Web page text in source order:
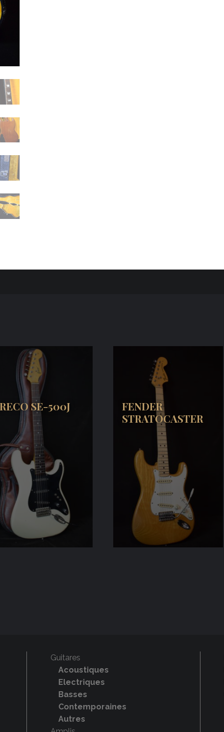
SE-500J
FENDER
STRATOCASTER
Guitares
Acoustiques
Electriques
Basses
Contemporaines
Autres